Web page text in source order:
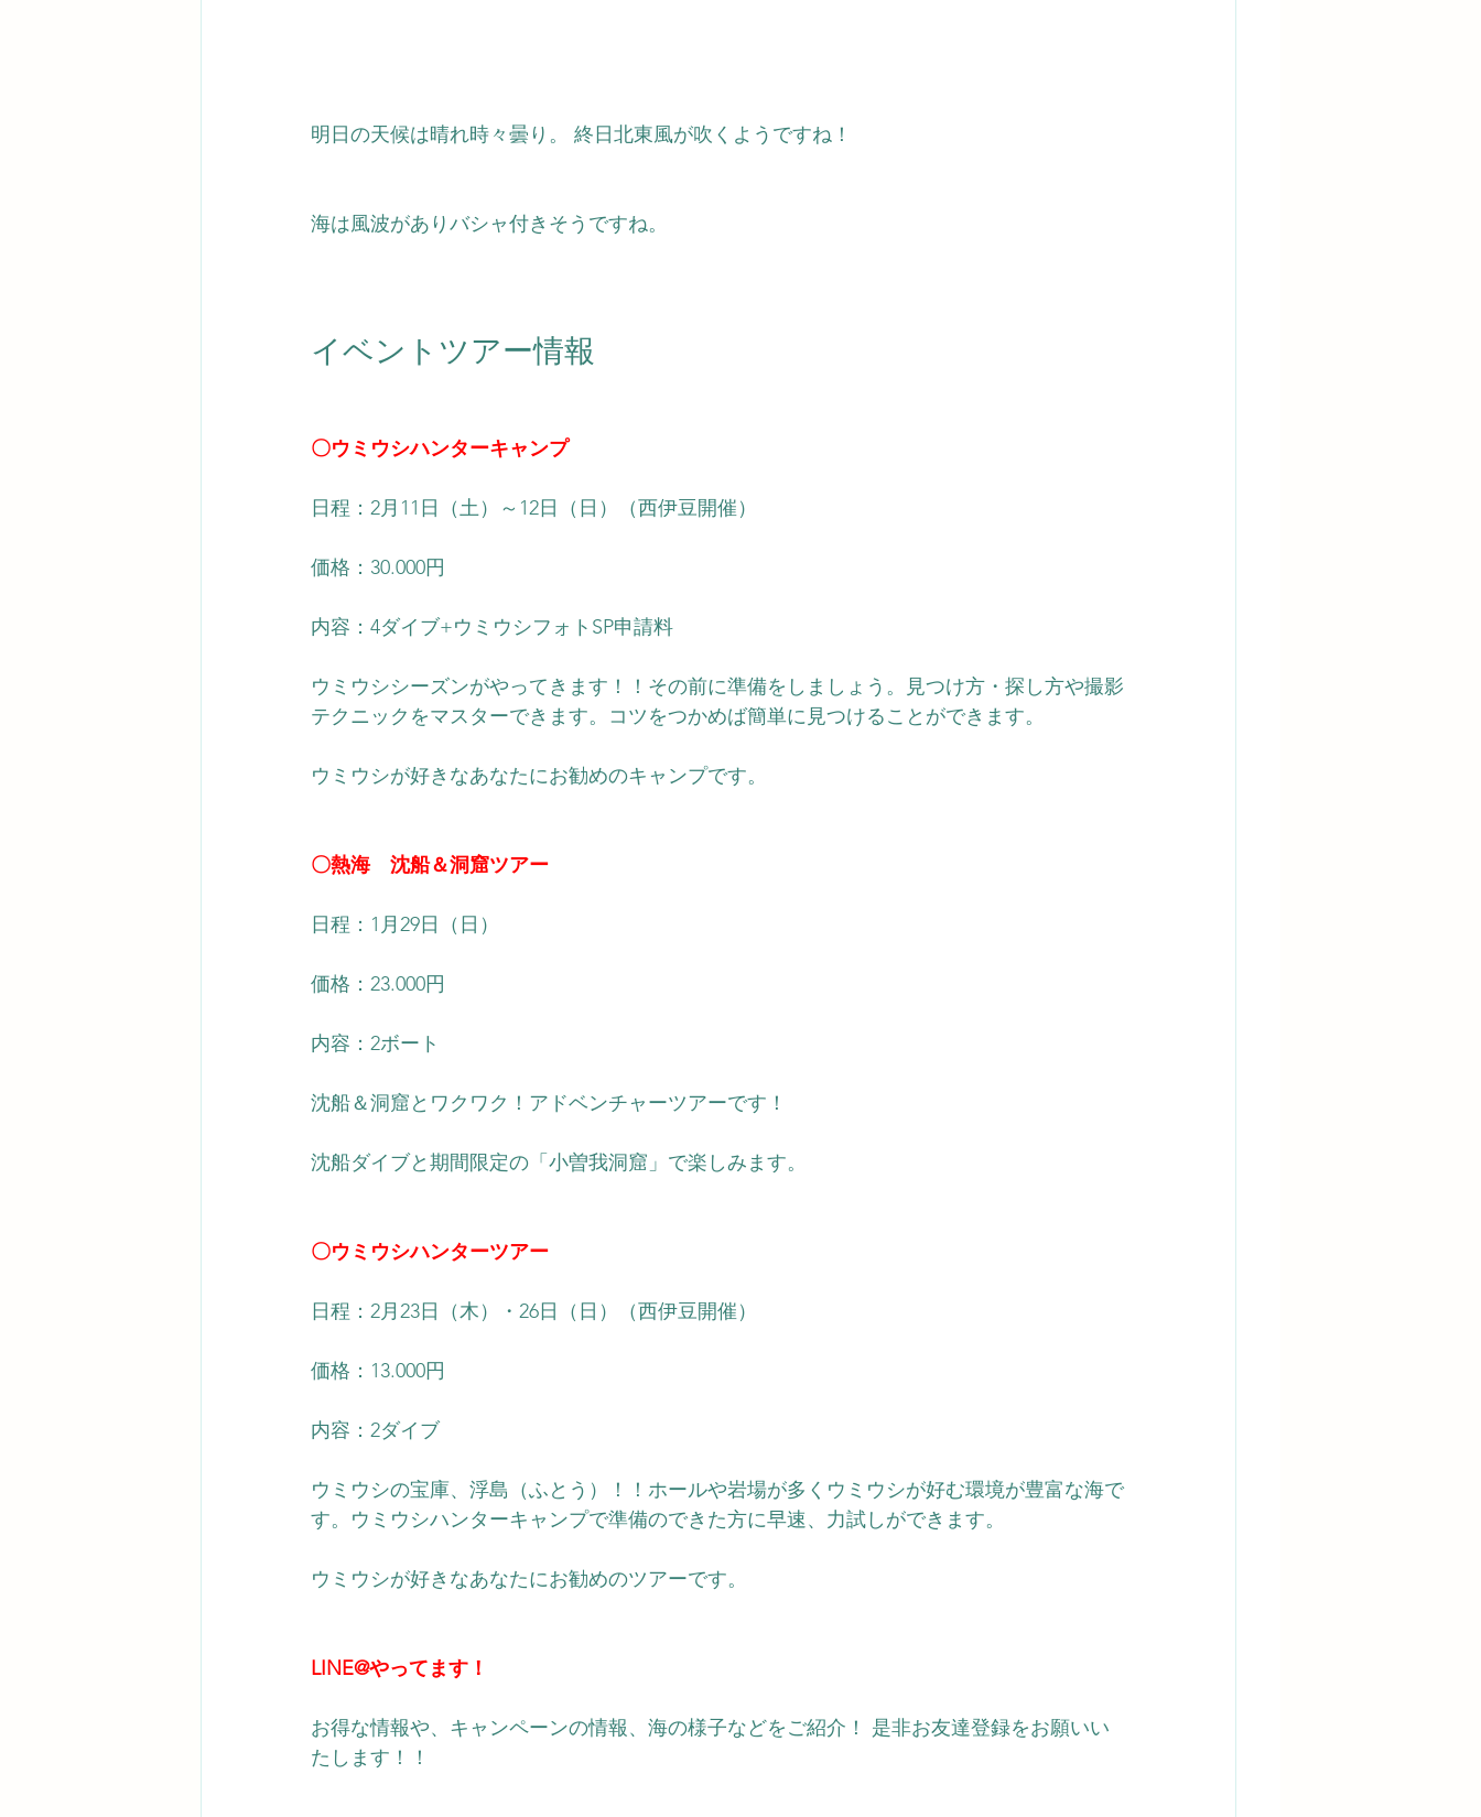
明日の天候は晴れ時々曇り。 終日北東風が吹くようですね！
海は風波がありバシャ付きそうですね。
イベントツアー情報
〇ウミウシハンターキャンプ
日程：2月11日（土）～12日（日）（西伊豆開催）
価格：30.000円
内容：4ダイブ+ウミウシフォトSP申請料
ウミウシシーズンがやってきます！！その前に準備をしましょう。見つけ方・探し方や撮影
テクニックをマスターできます。コツをつかめば簡単に見つけることができます。
ウミウシが好きなあなたにお勧めのキャンプです。
〇熱海　沈船＆洞窟ツアー
日程：1月29日（日）
価格：23.000円
内容：2ボート
沈船＆洞窟とワクワク！アドベンチャーツアーです！
沈船ダイブと期間限定の「小曽我洞窟」で楽しみます。
〇ウミウシハンターツアー
日程：2月23日（木）・26日（日）（西伊豆開催）
価格：13.000円
内容：2ダイブ
ウミウシの宝庫、浮島（ふとう）！！ホールや岩場が多くウミウシが好む環境が豊富な海で
す。ウミウシハンターキャンプで準備のできた方に早速、力試しができます。
ウミウシが好きなあなたにお勧めのツアーです。
LINE@やってます！
お得な情報や、キャンペーンの情報、海の様子などをご紹介！ 是非お友達登録をお願いい
たします！！